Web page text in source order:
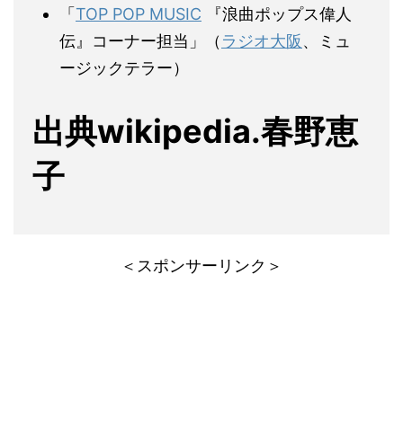
「TOP POP MUSIC 『浪曲ポップス偉人
伝』コーナー担当」（ ラジオ大阪、ミュ
ージックテラー）
出典wikipedia.春野恵
子
＜スポンサーリンク＞